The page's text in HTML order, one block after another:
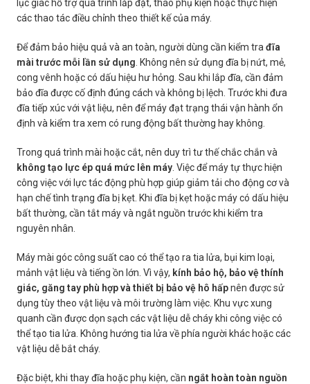
lục giác hỗ trợ quá trình lắp đặt, tháo phụ kiện hoặc thực hiện
các thao tác điều chỉnh theo thiết kế của máy.
Để đảm bảo hiệu quả và an toàn, người dùng cần kiểm tra đĩa
mài trước mỗi lần sử dụng . Không nên sử dụng đĩa bị nứt, mẻ,
cong vênh hoặc có dấu hiệu hư hỏng. Sau khi lắp đĩa, cần đảm
bảo đĩa được cố định đúng cách và không bị lệch. Trước khi đưa
đĩa tiếp xúc với vật liệu, nên để máy đạt trạng thái vận hành ổn
định và kiểm tra xem có rung động bất thường hay không.
Trong quá trình mài hoặc cắt, nên duy trì tư thế chắc chắn và
không tạo lực ép quá mức lên máy . Việc để máy tự thực hiện
công việc với lực tác động phù hợp giúp giảm tải cho động cơ và
hạn chế tình trạng đĩa bị kẹt. Khi đĩa bị kẹt hoặc máy có dấu hiệu
bất thường, cần tắt máy và ngắt nguồn trước khi kiểm tra
nguyên nhân.
Máy mài góc công suất cao có thể tạo ra tia lửa, bụi kim loại,
mảnh vật liệu và tiếng ồn lớn. Vì vậy, kính bảo hộ, bảo vệ thính
giác, găng tay phù hợp và thiết bị bảo vệ hô hấpnên được sử
dụng tùy theo vật liệu và môi trường làm việc. Khu vực xung
quanh cần được dọn sạch các vật liệu dễ cháy khi công việc có
thể tạo tia lửa. Không hướng tia lửa về phía người khác hoặc các
vật liệu dễ bắt cháy.
Đặc biệt, khi thay đĩa hoặc phụ kiện, cần ngắt hoàn toàn nguồn